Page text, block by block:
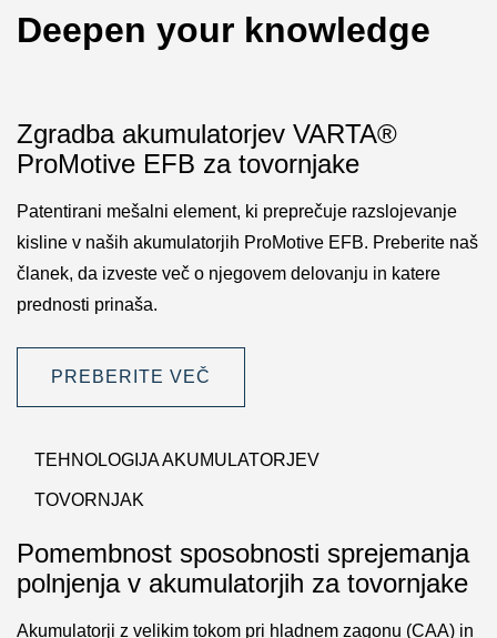
Deepen your knowledge
Zgradba akumulatorjev VARTA®
ProMotive EFB za tovornjake
Patentirani mešalni element, ki preprečuje razslojevanje
kisline v naših akumulatorjih ProMotive EFB. Preberite naš
članek, da izveste več o njegovem delovanju in katere
prednosti prinaša.
PREBERITE VEČ
TEHNOLOGIJA AKUMULATORJEV
TOVORNJAK
Pomembnost sposobnosti sprejemanja
polnjenja v akumulatorjih za tovornjake
Akumulatorji z velikim tokom pri hladnem zagonu (CAA) in